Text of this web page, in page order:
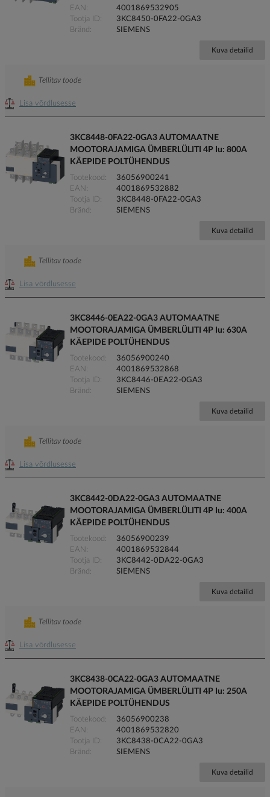
EAN
4001869532905
Tootja ID
3KC8450-0FA22-0GA3
Bränd
SIEMENS
Kuva detailid
Lisa võrdlusesse
Tellitav toode
3KC8448-0FA22-0GA3 AUTOMAATNE
MOOTORAJAMIGA ÜMBERLÜLITI 4P Iu: 800A
KÄEPIDE POLTÜHENDUS
Tootekood
36056900241
EAN
4001869532882
Tootja ID
3KC8448-0FA22-0GA3
Bränd
SIEMENS
Kuva detailid
Lisa võrdlusesse
Tellitav toode
3KC8446-0EA22-0GA3 AUTOMAATNE
MOOTORAJAMIGA ÜMBERLÜLITI 4P Iu: 630A
KÄEPIDE POLTÜHENDUS
Tootekood
36056900240
EAN
4001869532868
Tootja ID
3KC8446-0EA22-0GA3
Bränd
SIEMENS
Kuva detailid
Lisa võrdlusesse
Tellitav toode
3KC8442-0DA22-0GA3 AUTOMAATNE
MOOTORAJAMIGA ÜMBERLÜLITI 4P Iu: 400A
KÄEPIDE POLTÜHENDUS
Tootekood
36056900239
EAN
4001869532844
Tootja ID
3KC8442-0DA22-0GA3
Bränd
SIEMENS
Kuva detailid
Lisa võrdlusesse
Tellitav toode
3KC8438-0CA22-0GA3 AUTOMAATNE
MOOTORAJAMIGA ÜMBERLÜLITI 4P Iu: 250A
KÄEPIDE POLTÜHENDUS
Tootekood
36056900238
EAN
4001869532820
Tootja ID
3KC8438-0CA22-0GA3
Bränd
SIEMENS
Kuva detailid